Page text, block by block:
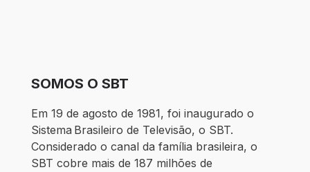
SOMOS O SBT
Em 19 de agosto de 1981, foi inaugurado o
Sistema Brasileiro de Televisão, o SBT.
Considerado o canal da família brasileira, o
SBT cobre mais de 187 milhões de